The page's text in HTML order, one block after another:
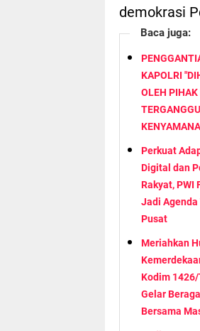
demokrasi
Baca juga:
KAPOLRI
OLEH
TERGANGGU
Perkuat
Digital dan
Rakyat, PWI
Jadi Agenda
Pusat
Meriahkan
Kodim
Gelar
Bersama